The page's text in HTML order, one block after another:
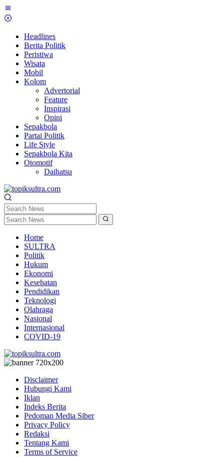
Skip
to
Headlines
Berita Politik
Peristiwa
Wisata
Mobil
Kolom
Advertorial
Feature
Inspirasi
Opini
Sepakbola
Partai Politik
Life Style
Sepakbola Kita
Otomotif
Daihatsu
Home
SULTRA
Politik
Hukum
Ekonomi
Kesehatan
Pendidikan
Teknologi
Olahraga
Nasional
Internasional
COVID-19
Disclaimer
Hubungi Kami
Iklan
Indeks Berita
Pedoman Media Siber
Privacy Policy
Redaksi
Tentang Kami
Terms of Service